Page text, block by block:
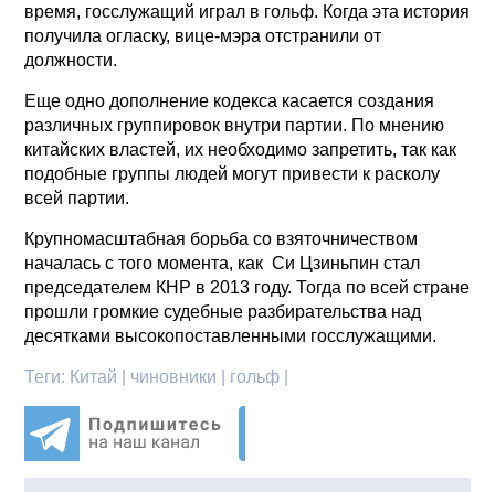
время, госслужащий играл в гольф. Когда эта история
получила огласку, вице-мэра отстранили от
должности.
Еще одно дополнение кодекса касается создания
различных группировок внутри партии. По мнению
китайских властей, их необходимо запретить, так как
подобные группы людей могут привести к расколу
всей партии.
Крупномасштабная борьба со взяточничеством
началась с того момента, как Си Цзиньпин стал
председателем КНР в 2013 году. Тогда по всей стране
прошли громкие судебные разбирательства над
десятками высокопоставленными госслужащими.
Теги: Китай | чиновники | гольф |